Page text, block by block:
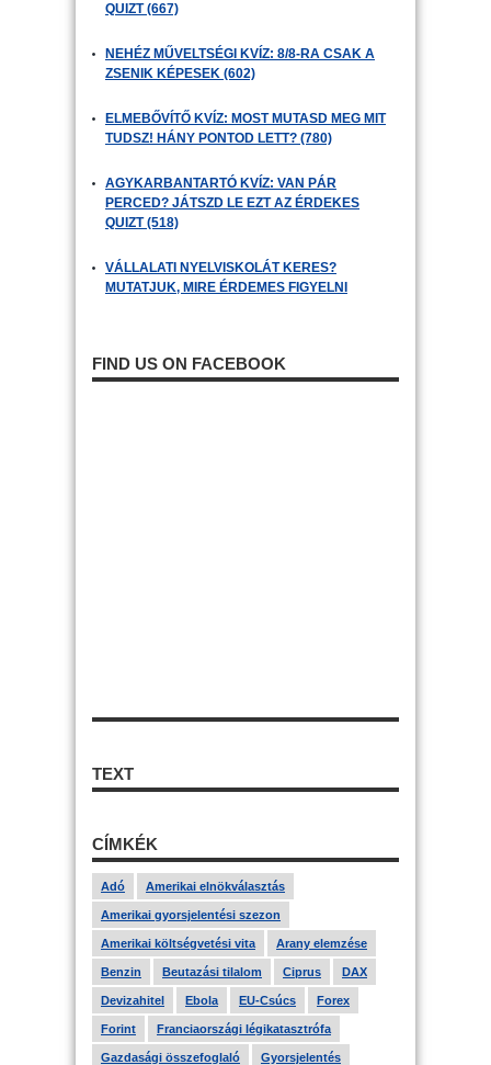
QUIZT (667)
NEHÉZ MŰVELTSÉGI KVÍZ: 8/8-RA CSAK A
ZSENIK KÉPESEK (602)
ELMEBŐVÍTŐ KVÍZ: MOST MUTASD MEG MIT
TUDSZ! HÁNY PONTOD LETT? (780)
AGYKARBANTARTÓ KVÍZ: VAN PÁR
PERCED? JÁTSZD LE EZT AZ ÉRDEKES
QUIZT (518)
VÁLLALATI NYELVISKOLÁT KERES?
MUTATJUK, MIRE ÉRDEMES FIGYELNI
FIND US ON FACEBOOK
TEXT
CÍMKÉK
Adó Amerikai elnökválasztás
Amerikai gyorsjelentési szezon
Amerikai költségvetési vita Arany elemzése
Benzin Beutazási tilalom Ciprus DAX
Devizahitel Ebola EU-Csúcs Forex
Forint Franciaországi légikatasztrófa
Gazdasági összefoglaló Gyorsjelentés